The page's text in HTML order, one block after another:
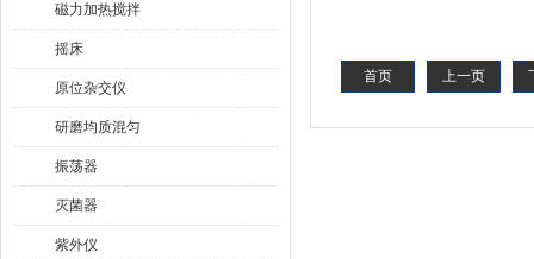
磁力加热搅拌
摇床
原位杂交仪
研磨均质混匀
振荡器
灭菌器
紫外仪
首页 上一页